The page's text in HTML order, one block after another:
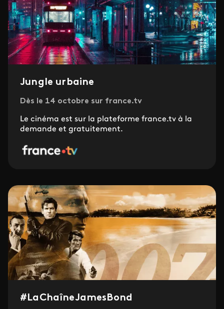
Jungle urbaine
Dès le 14 octobre sur france.tv
Le cinéma est sur la plateforme france.tv à la
demande et gratuitement.
#LaChaîneJamesBond